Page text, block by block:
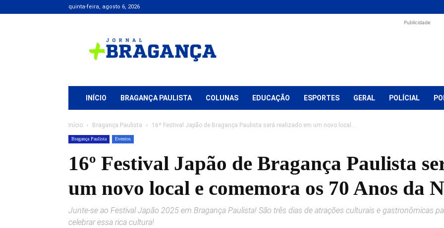
quinta-feira, agosto 6, 2026
+
Bragança
Publicidade
INÍCIO BRAGANÇA PAULISTA COLUNAS EDUCAÇÃO ESPORTES GERAL POLÍCIAL
Início Bragança Paulista 16º Festival Japão de Bragança Paulista será realizado em um novo local...
Bragança Paulista Eventos
16º Festival Japão de Bragança Paulista
um novo local e comemora os 70 Anos da
Junte-se ao Festival Japão 2025 em Bragança Paulista! São três dias de atrações culturais e gastronômicas
celebrar essa rica cultura!